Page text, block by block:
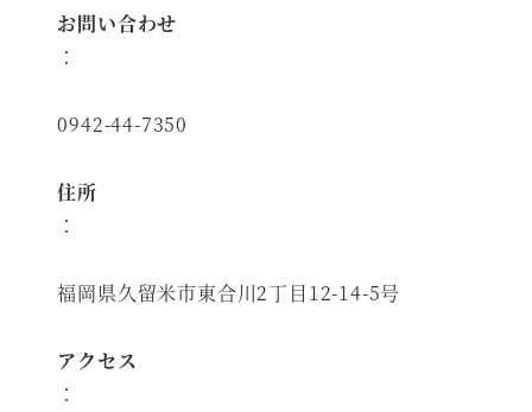
お問い合わせ
：
0942-44-7350
住所
：
福岡県久留米市東合川2丁目12-14-5号
アクセス
：